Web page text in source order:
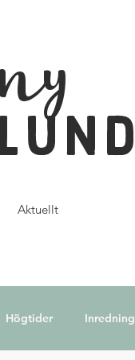
Aktuellt
Högtider Inredning